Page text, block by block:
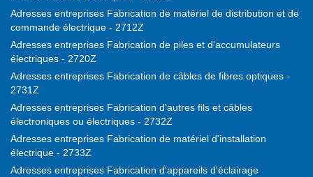
Adresses entreprises Fabrication de matériel de distribution et de
commande électrique - 2712Z
Adresses entreprises Fabrication de piles et d'accumulateurs
électriques - 2720Z
Adresses entreprises Fabrication de câbles de fibres optiques -
2731Z
Adresses entreprises Fabrication d'autres fils et câbles
électroniques ou électriques - 2732Z
Adresses entreprises Fabrication de matériel d'installation
électrique - 2733Z
Adresses entreprises Fabrication d'appareils d'éclairage